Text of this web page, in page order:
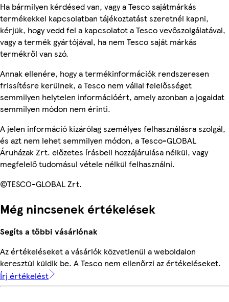
Ha bármilyen kérdésed van, vagy a Tesco sajátmárkás
termékekkel kapcsolatban tájékoztatást szeretnél kapni,
kérjük, hogy vedd fel a kapcsolatot a Tesco vevőszolgálatával,
vagy a termék gyártójával, ha nem Tesco saját márkás
termékről van szó.
Annak ellenére, hogy a termékinformációk rendszeresen
frissítésre kerülnek, a Tesco nem vállal felelősséget
semmilyen helytelen információért, amely azonban a jogaidat
semmilyen módon nem érinti.
A jelen információ kizárólag személyes felhasználásra szolgál,
és azt nem lehet semmilyen módon, a Tesco-GLOBAL
Áruházak Zrt. előzetes írásbeli hozzájárulása nélkül, vagy
megfelelő tudomásul vétele nélkül felhasználni.
©TESCO-GLOBAL Zrt.
Még nincsenek értékelések
Segíts a többi vásárlónak
Az értékeléseket a vásárlók közvetlenül a weboldalon
keresztül küldik be. A Tesco nem ellenőrzi az értékeléseket.
Írj értékelést